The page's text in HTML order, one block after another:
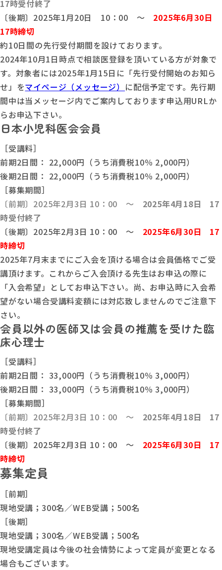
17時受付終了
〔後期〕2025年1月20日 10：00 ～ 2025年6月30日
17時締切
約10日間の先行受付期間を設けております。
2024年10月1日時点で相談医登録を頂いている方が対象で
す。対象者には2025年1月15日に「先行受付開始のお知ら
せ」をマイページ（メッセージ） に配信予定です。先行期
間中は当メッセージ内でご案内しております申込用URLか
らお申込下さい。
日本小児科医会会員
［受講料］
前期2日間： 22,000円（うち消費税10％ 2,000円）
後期2日間： 22,000円（うち消費税10％ 2,000円）
［募集期間］
〔前期〕2025年2月3日 10：00 ～ 2025年4月18日 17
時受付終了
〔後期〕2025年2月3日 10：00 ～ 2025年6月30日 17
時締切
2025年7月末までにご入会を頂ける場合は会員価格でご受
講頂けます。これからご入会頂ける先生はお申込の際に
「入会希望」としてお申込下さい。尚、お申込時に入会希
望がない場合受講料変額には対応致しませんのでご注意下
さい。
会員以外の医師又は会員の推薦を受けた臨
床心理士
［受講料］
前期2日間： 33,000円（うち消費税10％ 3,000円）
後期2日間： 33,000円（うち消費税10％ 3,000円）
［募集期間］
〔前期〕2025年2月3日 10：00 ～ 2025年4月18日 17
時受付終了
〔後期〕2025年2月3日 10：00 ～ 2025年6月30日 17
時締切
募集定員
［前期］
現地受講；300名／WEB受講；500名
［後期］
現地受講；300名／WEB受講；500名
現地受講定員は今後の社会情勢によって定員が変更となる
場合もございます。